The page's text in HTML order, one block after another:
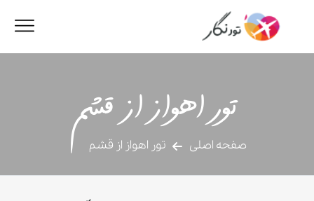
تور اهواز از قشم
صفحه اصلی تور اهواز از قشم